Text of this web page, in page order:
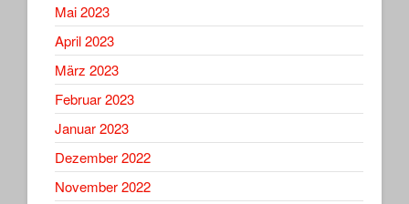
Mai 2023
April 2023
März 2023
Februar 2023
Januar 2023
Dezember 2022
November 2022